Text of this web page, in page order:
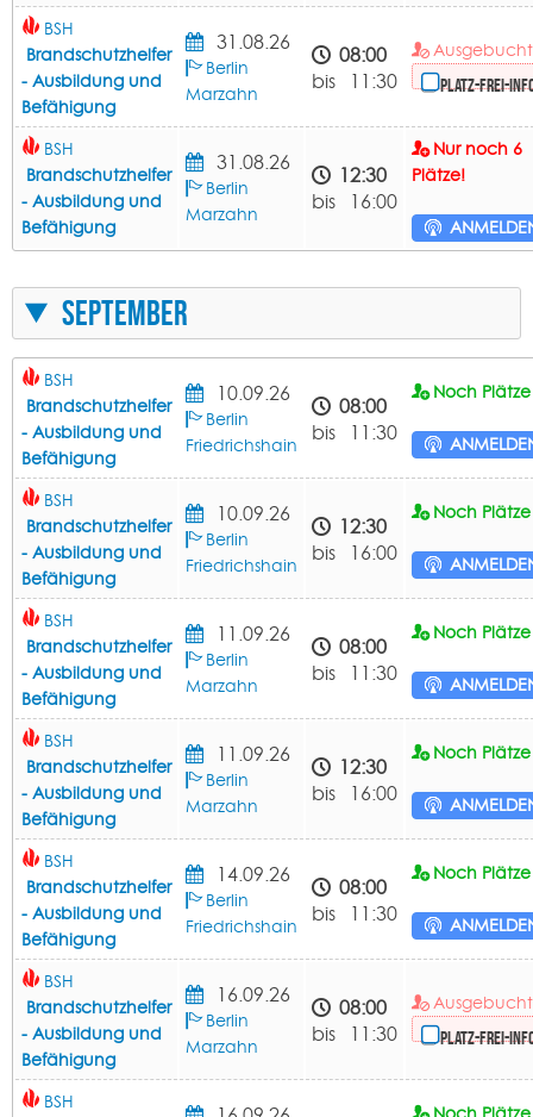
BSH
Brandschutzhelfer
- Ausbildung und
Befähigung
31.08.26
Berlin
Marzahn
08:00
bis 11:30
Platz-frei-
BSH
Brandschutzhelfer
- Ausbildung und
Befähigung
31.08.26
Berlin
Marzahn
12:30
bis 16:00
Nur noch 6
Plätze!
September
BSH
Brandschutzhelfer
- Ausbildung und
Befähigung
10.09.26
Berlin
Friedrichshain
08:00
bis 11:30
Noch
BSH
Brandschutzhelfer
- Ausbildung und
Befähigung
10.09.26
Berlin
Friedrichshain
12:30
bis 16:00
Noch
BSH
Brandschutzhelfer
- Ausbildung und
Befähigung
11.09.26
Berlin
Marzahn
08:00
bis 11:30
Noch
BSH
Brandschutzhelfer
- Ausbildung und
Befähigung
11.09.26
Berlin
Marzahn
12:30
bis 16:00
Noch
BSH
Brandschutzhelfer
- Ausbildung und
Befähigung
14.09.26
Berlin
Friedrichshain
08:00
bis 11:30
Noch
BSH
Brandschutzhelfer
- Ausbildung und
Befähigung
16.09.26
Berlin
Marzahn
08:00
bis 11:30
Platz-frei-
BSH